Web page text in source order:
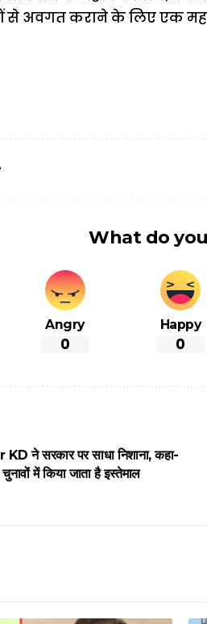
से अवगत कराने के लिए एक
What do
Angry
0
Happy
0
KD ने सरकार पर साधा निशाना, कहा-
में किया जाता है इस्तेमाल